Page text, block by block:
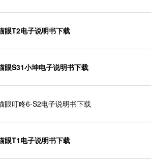
眼T2电子说明书下载
眼S31小坤电子说明书下载
眼叮咚6-S2电子说明书下载
眼T1电子说明书下载